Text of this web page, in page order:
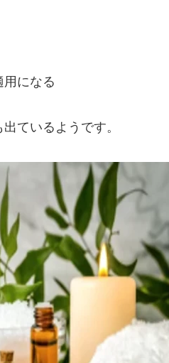
用になる
ているようです。